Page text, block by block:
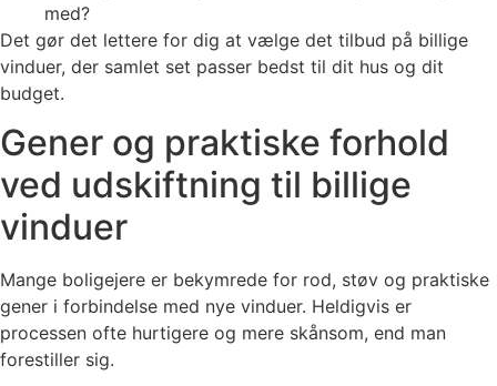
med?
Det gør det lettere for dig at vælge det tilbud på billige
vinduer, der samlet set passer bedst til dit hus og dit
budget.
Gener og praktiske forhold
ved udskiftning til billige
vinduer
Mange boligejere er bekymrede for rod, støv og praktiske
gener i forbindelse med nye vinduer. Heldigvis er
processen ofte hurtigere og mere skånsom, end man
forestiller sig.